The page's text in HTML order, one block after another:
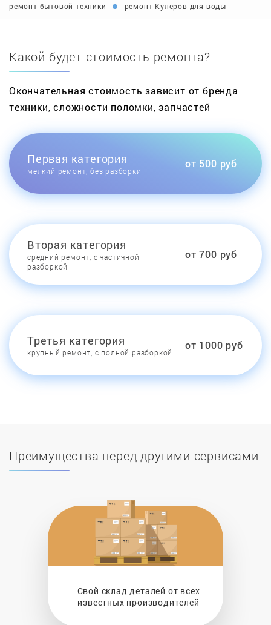
ремонт бытовой техники ремонт Кулеров для воды
Какой будет стоимость ремонта?
Окончательная стоимость зависит от бренда
техники, сложности поломки, запчастей
Первая категория
мелкий ремонт, без разборки
от 500 руб
Вторая категория
средний ремонт, с частичной
разборкой
от 700 руб
Третья категория
крупный ремонт, с полной разборкой
от 1000 руб
Преимущества перед другими сервисами
Свой склад деталей от всех
известных производителей